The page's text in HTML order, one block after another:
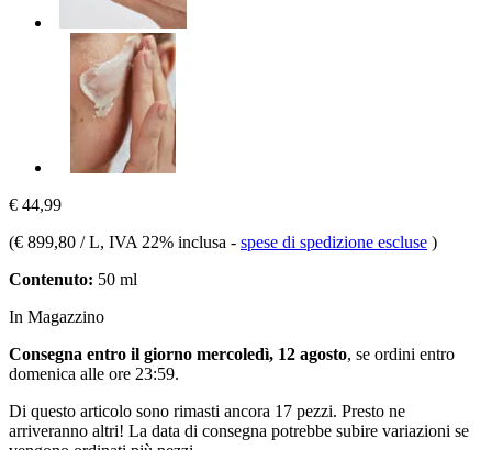
€ 44,99
(€ 899,80 / L, IVA 22% inclusa - spese di spedizione escluse )
Contenuto: 50 ml
In Magazzino
Consegna entro il giorno mercoledì, 12 agosto, se ordini entro
domenica alle ore 23:59.
Di questo articolo sono rimasti ancora 17 pezzi. Presto ne
arriveranno altri! La data di consegna potrebbe subire variazioni se